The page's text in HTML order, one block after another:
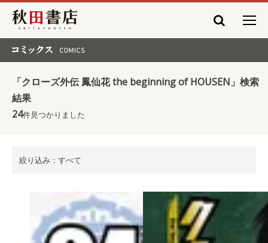
秋田書店
「クローズ外伝 鳳仙花 the beginning of HOUSEN」検索
結果
24件見つかりました
絞り込み：すべて